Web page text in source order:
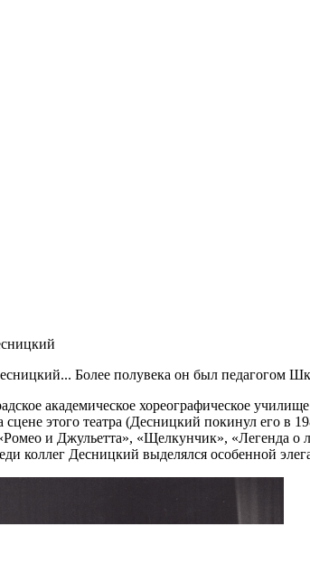
Более полувека он был педагогом
академическое хореографическое
этого театра (Десницкий покинул его
и Джульетта», «Щелкунчик», «Легенда
коллег Десницкий выделялся особенной